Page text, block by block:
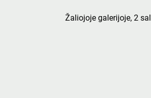
Žaliojoje galerijoje, 2